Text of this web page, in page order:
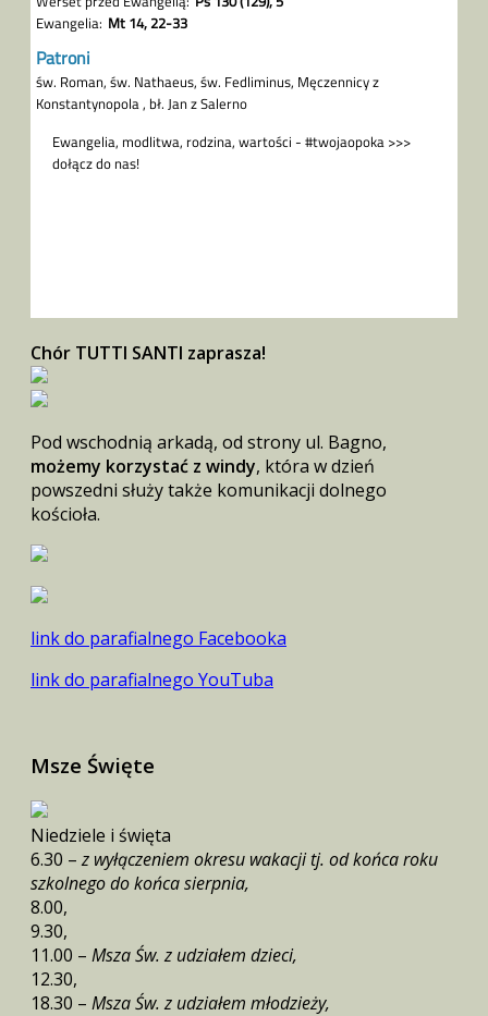
Chór TUTTI SANTI zaprasza!
Pod wschodnią arkadą, od strony ul. Bagno,
możemy korzystać z windy, która w dzień
powszedni służy także komunikacji dolnego
kościoła.
link do parafialnego Facebooka
link do parafialnego YouTuba
Msze Święte
Niedziele i święta
6.30 –z wyłączeniem okresu wakacji tj. od końca roku
szkolnego do końca sierpnia,
8.00,
9.30,
11.00 – Msza Św. z udziałem dzieci,
12.30,
18.30 – Msza Św. z udziałem młodzieży,